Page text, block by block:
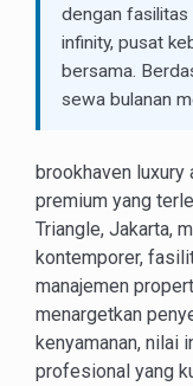
dengan
infinity, pusat
bersama.
sewa bulanan
brookhaven luxury
premium yang
Triangle, Jakarta,
kontemporer,
manajemen
menargetkan
kenyamanan, nilai
profesional yang